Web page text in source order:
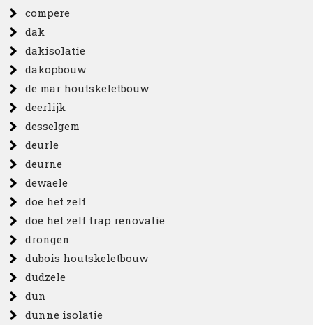
compere
dak
dakisolatie
dakopbouw
de mar houtskeletbouw
deerlijk
desselgem
deurle
deurne
dewaele
doe het zelf
doe het zelf trap renovatie
drongen
dubois houtskeletbouw
dudzele
dun
dunne isolatie